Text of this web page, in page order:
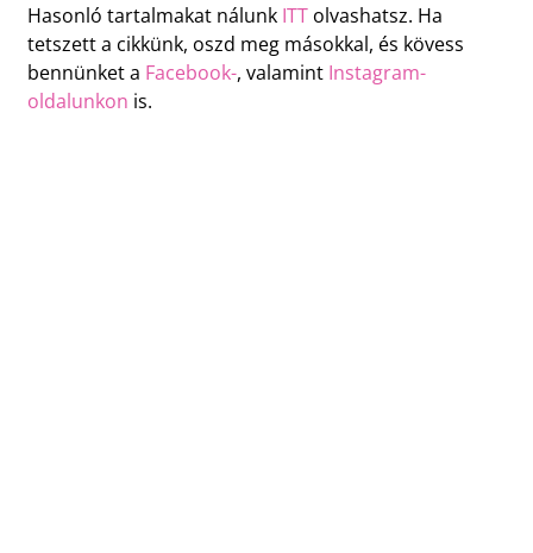
Hasonló tartalmakat nálunk ITTolvashatsz. Ha
tetszett a cikkünk, oszd meg másokkal, és kövess
bennünket a Facebook-, valamint Instagram-
oldalunkon is.